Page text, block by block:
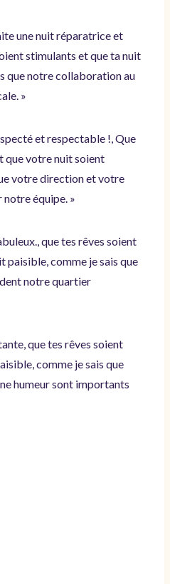
une nuit réparatrice et
stimulants et que ta nuit
que notre collaboration au
»
et respectable !, Que
que votre nuit soient
votre direction et votre
équipe. »
que tes rêves soient
paisible, comme je sais que
notre quartier
que tes rêves soient
comme je sais que
humeur sont importants